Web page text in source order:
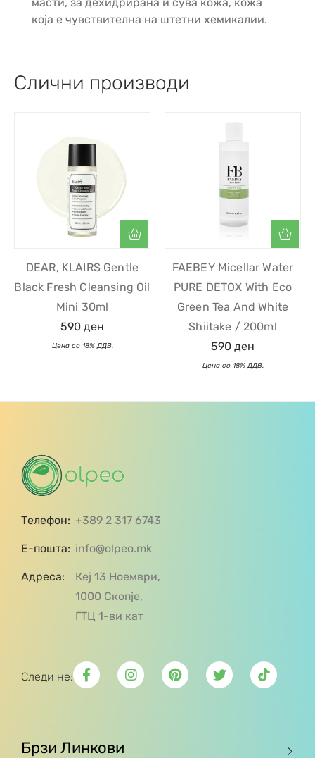
масти, за дехидрирана и сува кожа, кожа
која е чувствителна на штетни хемикалии.
Слични производи
DEAR, KLAIRS Gentle
Black Fresh Cleansing Oil
Mini 30ml
590 ден
FAEBEY Micellar Water
PURE DETOX With Eco
Green Tea And White
Shiitake / 200ml
590 ден
Телефон: +389 2 317 6743
Е-пошта: info@olpeo.mk
Адреса:
Кеј 13 Ноември,
1000 Скопје,
ГТЦ 1-ви кат
Следи не:
Брзи Линкови